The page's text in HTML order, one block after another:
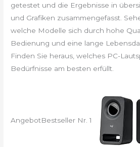
getestet und die Ergebnisse in
und Grafiken zusammengefasst.
welche Modelle sich durch hohe
Bedienung und eine lange
Finden Sie heraus, welches PC-
Bedürfnisse am besten erfüllt.
AngebotBestseller Nr. 1